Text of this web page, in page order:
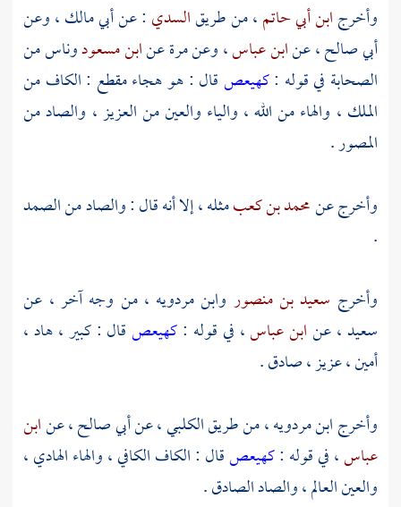
وأخرجابن أبي حاتم، من طريقالسدي : عنأبي مالك، وعن
أبي صالح، عنابن عباس، وعنمرةعنابن مسعودوناس من
الصحابة في قوله :كهيعصقال : هو هجاء مقطع : الكاف من
الملك ، والهاء من الله ، والياء والعين من العزيز ، والصاد من
المصور .
وأخرج عنمحمد بن كعبمثله ، إلا أنه قال : والصاد من الصمد
.
وأخرج سعيد بن منصور وابن مردويه ، من وجه آخر ، عن
سعيد، عنابن عباس، في قوله :كهيعصقال : كبير ، هاد ،
أمين ، عزيز ، صادق .
وأخرجابن مردويه، من طريقالكلبي، عنأبي صالح، عنابن
عباس، في قوله :كهيعصقال : الكاف الكافي ، والهاء الهادي ،
والعين العالم ، والصاد الصادق .